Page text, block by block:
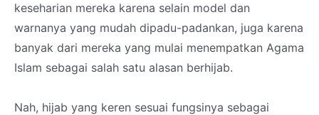
keseharian mereka karena selain model dan
warnanya yang mudah dipadu-padankan, juga karena
banyak dari mereka yang mulai menempatkan Agama
Islam sebagai salah satu alasan berhijab.
Nah, hijab yang keren sesuai fungsinya sebagai